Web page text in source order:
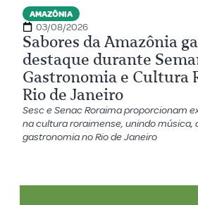
AMAZÔNIA
03/08/2026
Sabores da Amazônia
destaque durante
Gastronomia e Cultura
Rio de Janeiro
Sesc e Senac Roraima proporcionam
na cultura roraimense, unindo música,
gastronomia no Rio de Janeiro